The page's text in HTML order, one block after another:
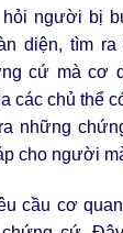
hỏi người bị
diện, tìm
cứ mà cơ
các chủ thể
những
cho người
cầu cơ